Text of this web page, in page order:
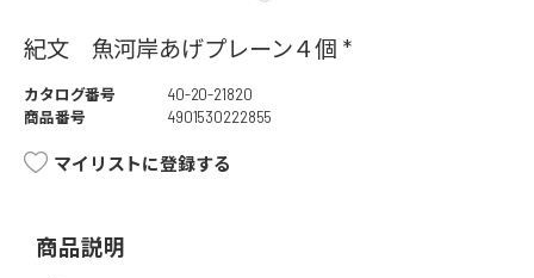
紀文 魚河岸あげプレーン４個 *
カタログ番号
40-20-21820
商品番号
4901530222855
マイリストに登録する
商品説明